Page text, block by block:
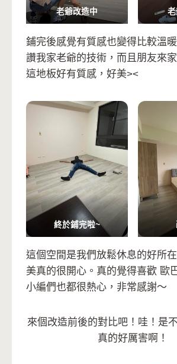
老爺改造中
鋪完後感覺有質感也變得比較溫
讚我家老爺的技術，而且朋友來
這地板好有質感，好美><
終於鋪完啦~
這個空間是我們放鬆休息的好所
美真的很開心。真的覺得喜歡 歐
小編們也都很熱心，非常感謝～
來個改造前後的對比吧！哇！是
真的好厲害啊！